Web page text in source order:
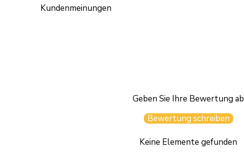
Kundenmeinungen
Geben Sie Ihre Bewertung ab
Bewertung schreiben
Keine Elemente gefunden